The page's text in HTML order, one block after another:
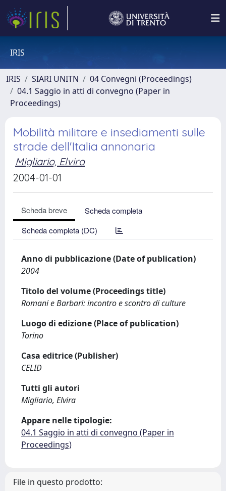
IRIS
IRIS SIARI UNITN
04 Convegni (Proceedings)
04.1 Saggio in atti di convegno (Paper in
Proceedings)
Mobilità militare e insediamenti sulle
strade dell'Italia annonaria
Migliario, Elvira
2004-01-01
Scheda breve
Scheda completa
Scheda completa (DC)
Anno di pubblicazione (Date of publication)
2004
Titolo del volume (Proceedings title)
Romani e Barbari: incontro e scontro di culture
Luogo di edizione (Place of publication)
Torino
Casa editrice (Publisher)
CELID
Tutti gli autori
Migliario, Elvira
Appare nelle tipologie:
04.1 Saggio in atti di convegno (Paper in
Proceedings)
File in questo prodotto: